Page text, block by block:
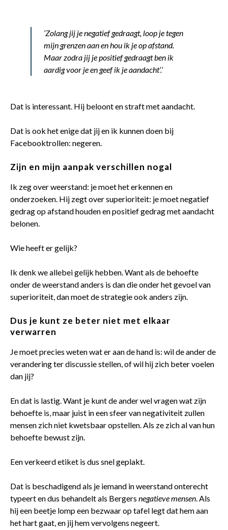
‘Zolang jij je negatief gedraagt, loop je tegen
mijn grenzen aan en hou ik je op afstand.
Maar zodra jij je positief gedraagt ben ik
aardig voor je en geef ik je aandacht’.’
Dat is interessant. Hij beloont en straft met aandacht.
Dat is ook het enige dat jij en ik kunnen doen bij
Facebooktrollen: negeren.
Zijn en mijn aanpak verschillen nogal
Ik zeg over weerstand: je moet het erkennen en
onderzoeken. Hij zegt over superioriteit: je moet negatief
gedrag op afstand houden en positief gedrag met aandacht
belonen.
Wie heeft er gelijk?
Ik denk we allebei gelijk hebben. Want als de behoefte
onder de weerstand anders is dan die onder het gevoel van
superioriteit, dan moet de strategie ook anders zijn.
Dus je kunt ze beter niet met elkaar
verwarren
Je moet precies weten wat er aan de hand is: wil de ander de
verandering ter discussie stellen, of wil hij zich beter voelen
dan jij?
En dat is lastig. Want je kunt de ander wel vragen wat zijn
behoefte is, maar juist in een sfeer van negativiteit zullen
mensen zich niet kwetsbaar opstellen. Als ze zich al van hun
behoefte bewust zijn.
Een verkeerd etiket is dus snel geplakt.
Dat is beschadigend als je iemand in weerstand onterecht
typeert en dus behandelt als Bergers negatieve mensen. Als
hij een beetje lomp een bezwaar op tafel legt dat hem aan
het hart gaat, en jij hem vervolgens negeert.